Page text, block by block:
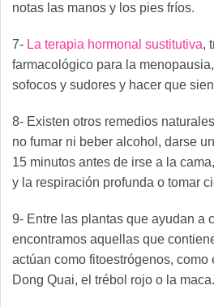
notas las manos y los pies fríos.
7- La terapia hormonal sustitutiva,
farmacológico para la
sofocos y sudores y hacer que
8- Existen otros remedios
no fumar ni beber alcohol, darse
15 minutos antes de irse a la
y la respiración profunda o tomar
9- Entre las plantas que ayudan a
encontramos aquellas que
actúan como fitoestrógenos, como
Dong Quai, el trébol rojo o la maca.